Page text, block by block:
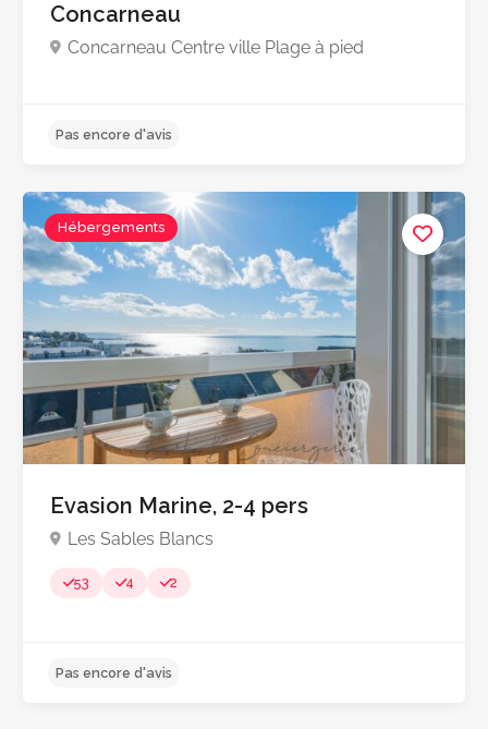
Pas encore d'avis
Concarneau
Concarneau Centre ville Plage à pied
Hébergements
Evasion Marine, 2-4 pers
Les Sables Blancs
53 4 2